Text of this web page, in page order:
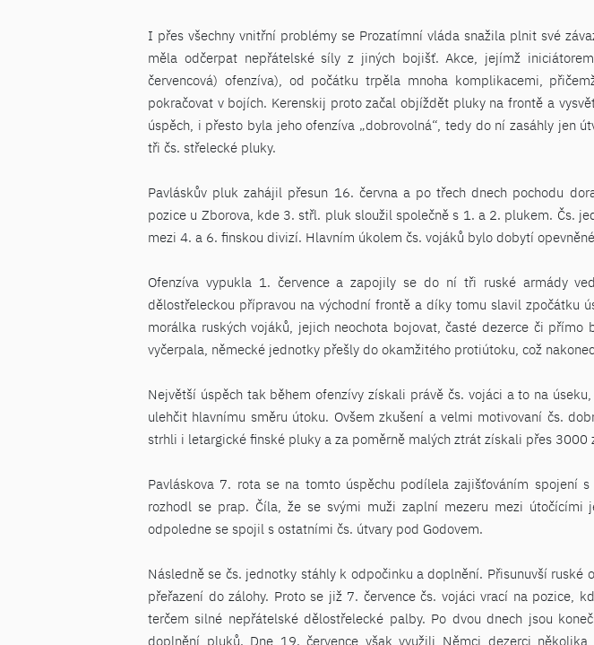
I přes všechny vnitřní problémy se Prozatímní vláda snažila plnit své
měla odčerpat nepřátelské síly z jiných bojišť. Akce, jejímž
červencová) ofenzíva), od počátku trpěla mnoha komplikacemi,
pokračovat v bojích. Kerenskij proto začal objíždět pluky na frontě a
úspěch, i přesto byla jeho ofenzíva „dobrovolná“, tedy do ní zasáhly jen
tři čs. střelecké pluky.
Pavláskův pluk zahájil přesun 16. června a po třech dnech pochodu
pozice u Zborova, kde 3. střl. pluk sloužil společně s 1. a 2. plukem. Čs.
mezi 4. a 6. finskou divizí. Hlavním úkolem čs. vojáků bylo dobytí
Ofenzíva vypukla 1. července a zapojily se do ní tři ruské armády
dělostřeleckou přípravou na východní frontě a díky tomu slavil zpočátku
morálka ruských vojáků, jejich neochota bojovat, časté dezerce či
vyčerpala, německé jednotky přešly do okamžitého protiútoku, což
Největší úspěch tak během ofenzívy získali právě čs. vojáci a to na
ulehčit hlavnímu směru útoku. Ovšem zkušení a velmi motivovaní čs.
strhli i letargické finské pluky a za poměrně malých ztrát získali přes 3000
Pavláskova 7. rota se na tomto úspěchu podílela zajišťováním spojení
rozhodl se prap. Číla, že se svými muži zaplní mezeru mezi
odpoledne se spojil s ostatními čs. útvary pod Godovem.
Následně se čs. jednotky stáhly k odpočinku a doplnění. Přisunuvší
přeřazení do zálohy. Proto se již 7. července čs. vojáci vrací na pozice,
terčem silné nepřátelské dělostřelecké palby. Po dvou dnech jsou
doplnění pluků. Dne 19. července však využili Němci dezerci